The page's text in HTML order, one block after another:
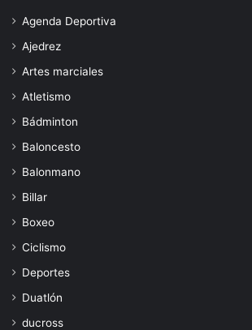
Agenda Deportiva
Ajedrez
Artes marciales
Atletismo
Bádminton
Baloncesto
Balonmano
Billar
Boxeo
Ciclismo
Deportes
Duatlón
ducross